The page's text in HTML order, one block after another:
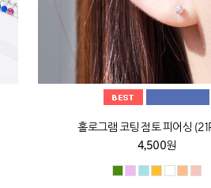
홀로그램 코팅 점토 피어싱
4,500원